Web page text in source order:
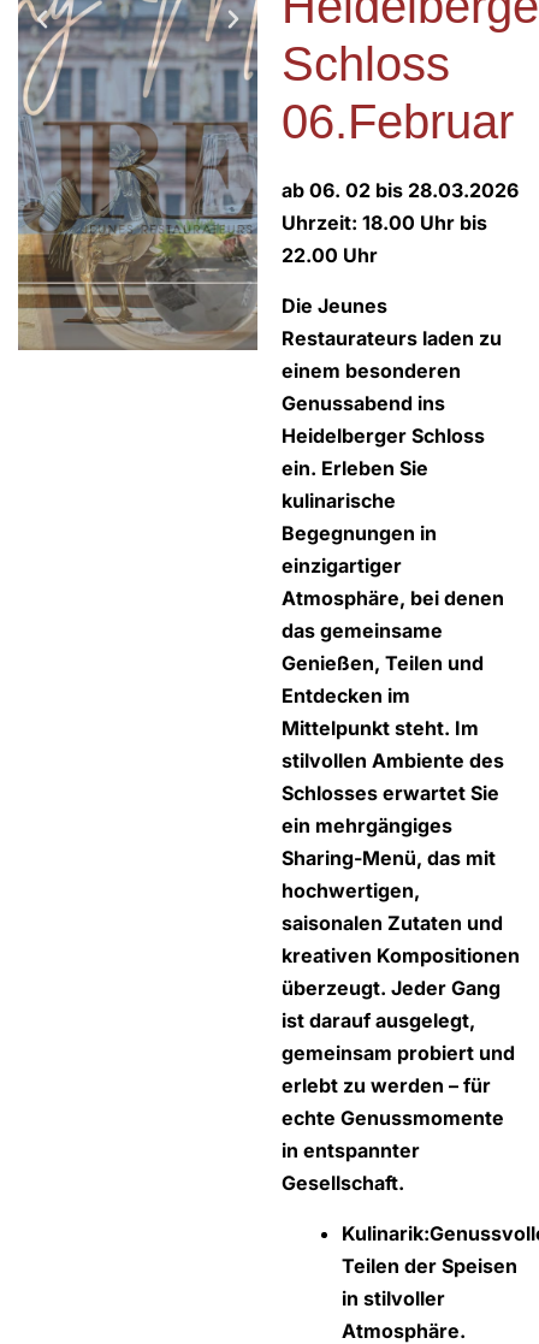
Schloss
06.Februar
ab 06. 02 bis 28.03.2026
Uhrzeit: 18.00 Uhr bis
22.00 Uhr
Die Jeunes
Restaurateurs laden zu
einem besonderen
Genussabend ins
Heidelberger Schloss
ein. Erleben Sie
kulinarische
Begegnungen in
einzigartiger
Atmosphäre, bei denen
das gemeinsame
Genießen, Teilen und
Entdecken im
Mittelpunkt steht. Im
stilvollen Ambiente des
Schlosses erwartet Sie
ein mehrgängiges
Sharing-Menü, das mit
hochwertigen,
saisonalen Zutaten und
kreativen Kompositionen
überzeugt. Jeder Gang
ist darauf ausgelegt,
gemeinsam probiert und
erlebt zu werden – für
echte Genussmomente
in entspannter
Gesellschaft.
Kulinarik:
Teilen der Speisen
in stilvoller
Atmosphäre.